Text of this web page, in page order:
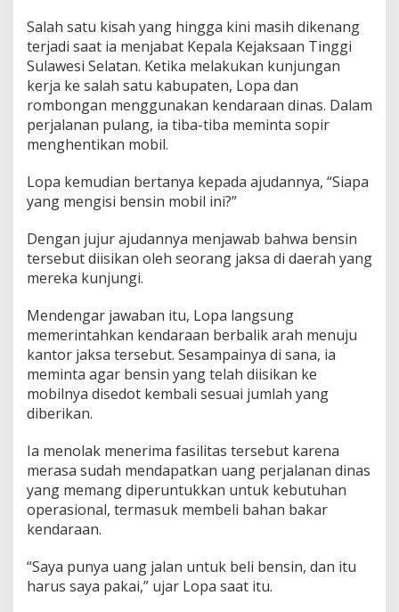
Salah satu kisah yang hingga kini masih dikenang
terjadi saat ia menjabat Kepala Kejaksaan Tinggi
Sulawesi Selatan. Ketika melakukan kunjungan
kerja ke salah satu kabupaten, Lopa dan
rombongan menggunakan kendaraan dinas. Dalam
perjalanan pulang, ia tiba-tiba meminta sopir
menghentikan mobil.
Lopa kemudian bertanya kepada ajudannya, “Siapa
yang mengisi bensin mobil ini?”
Dengan jujur ajudannya menjawab bahwa bensin
tersebut diisikan oleh seorang jaksa di daerah yang
mereka kunjungi.
Mendengar jawaban itu, Lopa langsung
memerintahkan kendaraan berbalik arah menuju
kantor jaksa tersebut. Sesampainya di sana, ia
meminta agar bensin yang telah diisikan ke
mobilnya disedot kembali sesuai jumlah yang
diberikan.
Ia menolak menerima fasilitas tersebut karena
merasa sudah mendapatkan uang perjalanan dinas
yang memang diperuntukkan untuk kebutuhan
operasional, termasuk membeli bahan bakar
kendaraan.
“Saya punya uang jalan untuk beli bensin, dan itu
harus saya pakai,” ujar Lopa saat itu.